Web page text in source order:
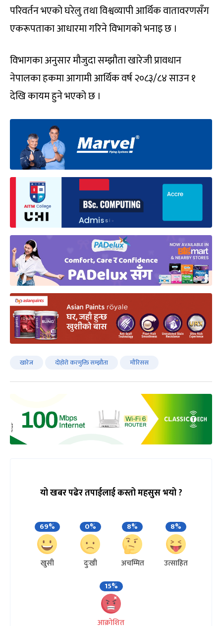
परिवर्तन भएको घरेलु तथा विश्वव्यापी आर्थिक वातावरणसँग
एकरूपताका आधारमा गरिने विभागको भनाइ छ ।
विभागका अनुसार मौजुदा सम्झौता खारेजी प्रावधान
नेपालका हकमा आगामी आर्थिक वर्ष २०८३/८४ साउन १
देखि कायम हुने भएको छ ।
खारेज दोहोरो करमुक्ति सम्झौता मौरिसस
यो खबर पढेर तपाईलाई कस्तो महसुस भयो ?
69%
खुसी
0%
दुःखी
8%
अचम्मित
8%
उत्साहित
15%
आक्रोशित